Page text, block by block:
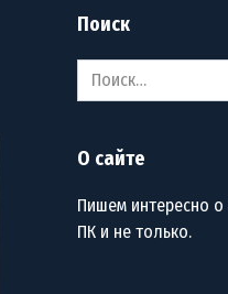
Поиск
Search
for:
О сайте
Пишем интересно о
ПК и не только.